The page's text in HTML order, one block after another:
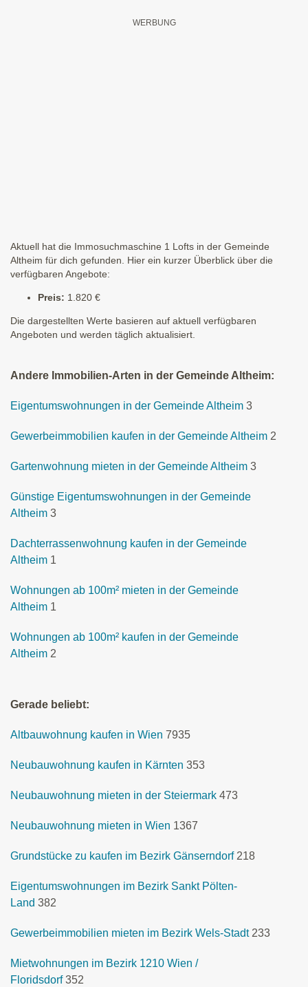
Aktuell hat die Immosuchmaschine 1 Lofts in der Gemeinde
Altheim für dich gefunden. Hier ein kurzer Überblick über die
verfügbaren Angebote:
Preis: 1.820 €
Die dargestellten Werte basieren auf aktuell verfügbaren
Angeboten und werden täglich aktualisiert.
Andere Immobilien-Arten in der Gemeinde Altheim:
Eigentumswohnungen in der Gemeinde Altheim 3
Gewerbeimmobilien kaufen in der Gemeinde Altheim 2
Gartenwohnung mieten in der Gemeinde Altheim 3
Günstige Eigentumswohnungen in der Gemeinde
Altheim 3
Dachterrassenwohnung kaufen in der Gemeinde
Altheim 1
Wohnungen ab 100m² mieten in der Gemeinde
Altheim 1
Wohnungen ab 100m² kaufen in der Gemeinde
Altheim 2
Gerade beliebt:
Altbauwohnung kaufen in Wien 7935
Neubauwohnung kaufen in Kärnten 353
Neubauwohnung mieten in der Steiermark 473
Neubauwohnung mieten in Wien 1367
Grundstücke zu kaufen im Bezirk Gänserndorf 218
Eigentumswohnungen im Bezirk Sankt Pölten-
Land 382
Gewerbeimmobilien mieten im Bezirk Wels-Stadt 233
Mietwohnungen im Bezirk 1210 Wien /
Floridsdorf 352